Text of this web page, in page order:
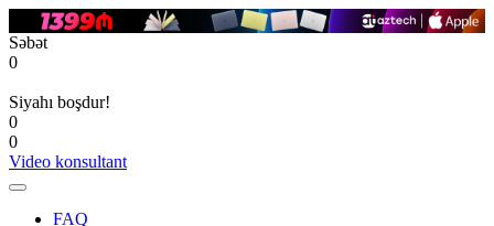
Səbət
0
Siyahı boşdur!
0
0
Video konsultant
FAQ